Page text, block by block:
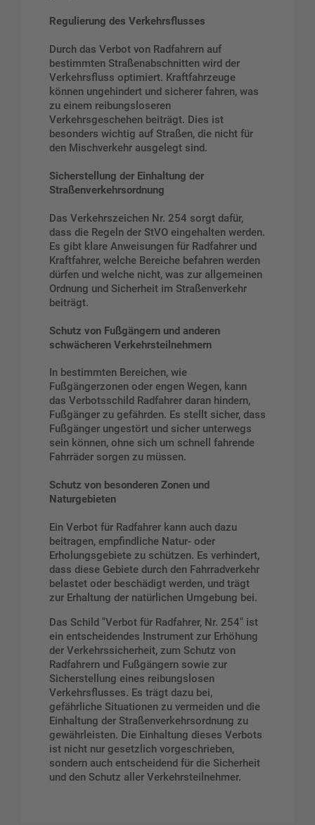
Regulierung des Verkehrsflusses
Durch das Verbot von Radfahrern auf
bestimmten Straßenabschnitten wird der
Verkehrsfluss optimiert. Kraftfahrzeuge
können ungehindert und sicherer fahren, was
zu einem reibungsloseren
Verkehrsgeschehen beiträgt. Dies ist
besonders wichtig auf Straßen, die nicht für
den Mischverkehr ausgelegt sind.
Sicherstellung der Einhaltung der
Straßenverkehrsordnung
Das Verkehrszeichen Nr. 254 sorgt dafür,
dass die Regeln der StVO eingehalten werden.
Es gibt klare Anweisungen für Radfahrer und
Kraftfahrer, welche Bereiche befahren werden
dürfen und welche nicht, was zur allgemeinen
Ordnung und Sicherheit im Straßenverkehr
beiträgt.
Schutz von Fußgängern und anderen
schwächeren Verkehrsteilnehmern
In bestimmten Bereichen, wie
Fußgängerzonen oder engen Wegen, kann
das Verbotsschild Radfahrer daran hindern,
Fußgänger zu gefährden. Es stellt sicher, dass
Fußgänger ungestört und sicher unterwegs
sein können, ohne sich um schnell fahrende
Fahrräder sorgen zu müssen.
Schutz von besonderen Zonen und
Naturgebieten
Ein Verbot für Radfahrer kann auch dazu
beitragen, empfindliche Natur- oder
Erholungsgebiete zu schützen. Es verhindert,
dass diese Gebiete durch den Fahrradverkehr
belastet oder beschädigt werden, und trägt
zur Erhaltung der natürlichen Umgebung bei.
Das Schild "Verbot für Radfahrer, Nr. 254" ist
ein entscheidendes Instrument zur Erhöhung
der Verkehrssicherheit, zum Schutz von
Radfahrern und Fußgängern sowie zur
Sicherstellung eines reibungslosen
Verkehrsflusses. Es trägt dazu bei,
gefährliche Situationen zu vermeiden und die
Einhaltung der Straßenverkehrsordnung zu
gewährleisten. Die Einhaltung dieses Verbots
ist nicht nur gesetzlich vorgeschrieben,
sondern auch entscheidend für die Sicherheit
und den Schutz aller Verkehrsteilnehmer.